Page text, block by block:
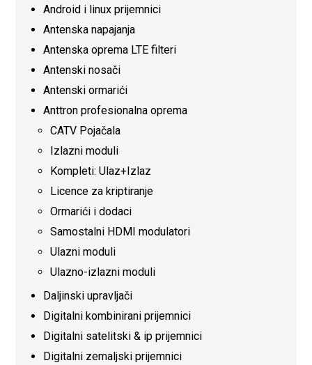
Android i linux prijemnici
Antenska napajanja
Antenska oprema LTE filteri
Antenski nosači
Antenski ormarići
Anttron profesionalna oprema
CATV Pojačala
Izlazni moduli
Kompleti: Ulaz+Izlaz
Licence za kriptiranje
Ormarići i dodaci
Samostalni HDMI modulatori
Ulazni moduli
Ulazno-izlazni moduli
Daljinski upravljači
Digitalni kombinirani prijemnici
Digitalni satelitski & ip prijemnici
Digitalni zemaljski prijemnici